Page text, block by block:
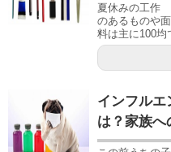
夏休みの工作
のあるものや
料は主に100均
インフルエ
は？家族へ